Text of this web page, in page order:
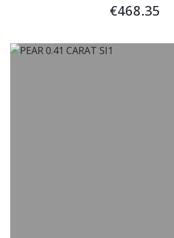
€468.35